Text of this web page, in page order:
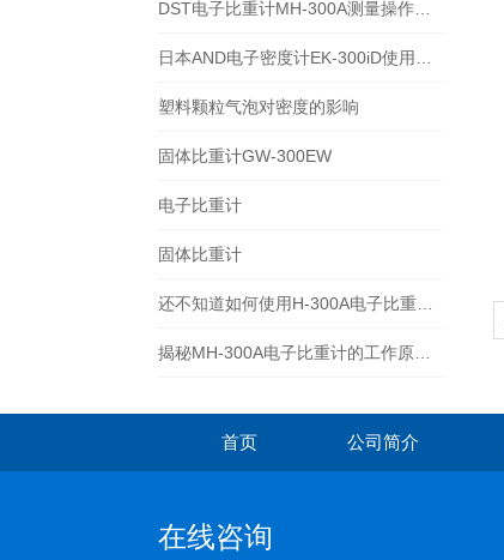
塑料颗粒气泡对密度的影响
固体比重计GW-300EW
电子比重计
固体比重计
首页 公司简介
在线咨询